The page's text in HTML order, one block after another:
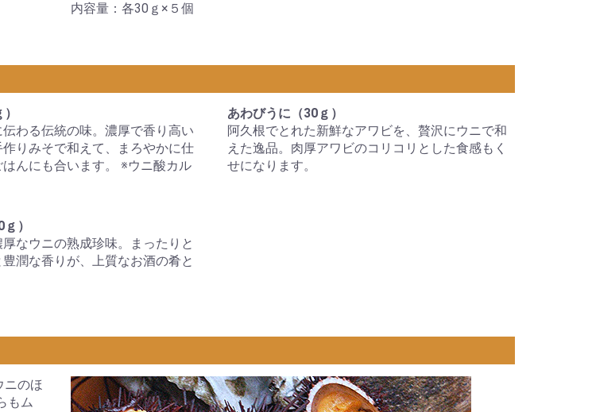
内容量：各30ｇ×５個
わる伝統の味。濃厚で香り高い
りみそで和えて、まろやかに仕
んにも合います。 ※ウニ酸カル
あわびうに（30ｇ）
阿久根でとれた新鮮なアワビを、贅沢にウニで和
えた逸品。肉厚アワビのコリコリとした食感もく
せになります。
）
なウニの熟成珍味。まったりと
潤な香りが、上質なお酒の肴と
ニのほ
もム